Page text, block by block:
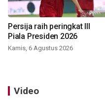
Persija raih peringkat III
Piala Presiden 2026
Kamis, 6 Agustus 2026
Video